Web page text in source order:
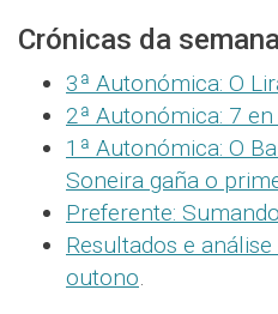
Crónicas da
3ª Autonómica: O
2ª Autonómica: 7
1ª Autonómica: O
Soneira gaña o
Preferente: Sumando
Resultados e
outono.